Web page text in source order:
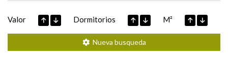
Valor Dormitorios M²
Nueva busqueda